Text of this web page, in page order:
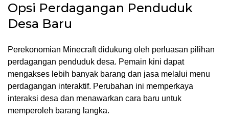
Opsi Perdagangan Penduduk
Desa Baru
Perekonomian Minecraft didukung oleh perluasan pilihan
perdagangan penduduk desa. Pemain kini dapat
mengakses lebih banyak barang dan jasa melalui menu
perdagangan interaktif. Perubahan ini memperkaya
interaksi desa dan menawarkan cara baru untuk
memperoleh barang langka.